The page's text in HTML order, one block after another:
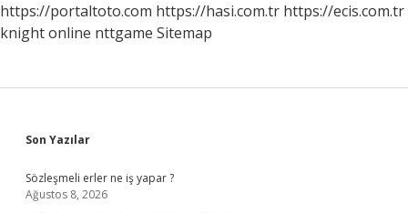
https://portaltoto.com https://hasi.com.tr https://ecis.com.tr
knight online nttgame Sitemap
Sidebar
Son Yazılar
Sözleşmeli erler ne iş yapar ?
Ağustos 8, 2026